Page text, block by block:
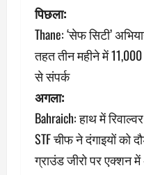
पो
स्ट
ने
वि
गे
श
पिछला:
Thane: ‘सेफ सिटी’
तहत तीन महीने में 11,000
से संपर्क
अगला:
Bahraich: हाथ में
STF चीफ ने दंगाइयों को
ग्राउंड जीरो पर एक्शन में